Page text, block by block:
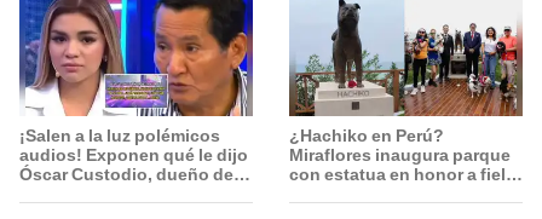
¡Salen a la luz polémicos
audios! Exponen qué le dijo
Óscar Custodio, dueño de
¿Hachiko en Perú?
Miraflores inaugura parque
con estatua en honor a fiel